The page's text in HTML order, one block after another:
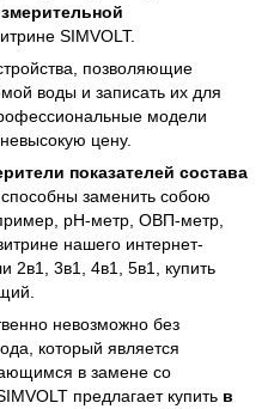
SIMVOLT.
позволяющие
воды и записать их для
модели
цену.
показателей состава
заменить собою
рН-метр, ОВП-метр,
нашего интернет-
2в1, 3в1, 4в1, 5в1, купить
невозможно без
который является
в замене со
предлагает купить в